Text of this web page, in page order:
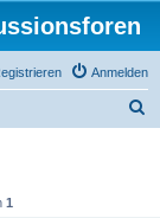
Anmelden
1